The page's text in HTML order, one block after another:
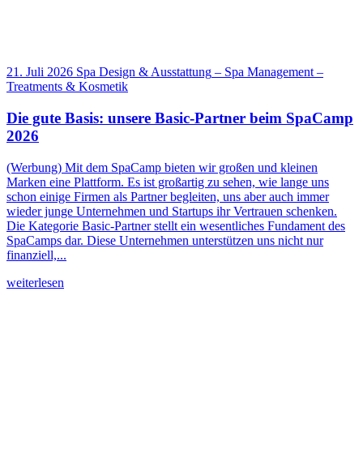
21. Juli 2026 Spa Design & Ausstattung – Spa Management –
Treatments & Kosmetik
Die gute Basis: unsere Basic-Partner beim SpaCamp
2026
(Werbung) Mit dem SpaCamp bieten wir großen und kleinen
Marken eine Plattform. Es ist großartig zu sehen, wie lange uns
schon einige Firmen als Partner begleiten, uns aber auch immer
wieder junge Unternehmen und Startups ihr Vertrauen schenken.
Die Kategorie Basic-Partner stellt ein wesentliches Fundament des
SpaCamps dar. Diese Unternehmen unterstützen uns nicht nur
finanziell,...
weiterlesen